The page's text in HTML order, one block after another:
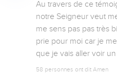
Au travers de ce
notre Seigneur veut
me sens pas pas très
prie pour moi car je
que je vais aller voir
58 personnes ont dit Amen